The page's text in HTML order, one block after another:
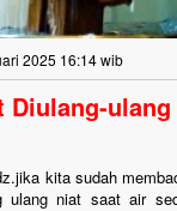
2025 16:14 wib
Diulang-
kita sudah
ulang niat saat air